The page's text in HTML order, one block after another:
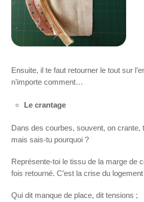
Ensuite, il te faut retourner le tout sur
n’importe comment…
Le crantage
Dans des courbes, souvent, on crante,
mais sais-tu pourquoi ?
Représente-toi le tissu de la marge de
fois retourné. C’est la crise du
Qui dit manque de place, dit tensions ;